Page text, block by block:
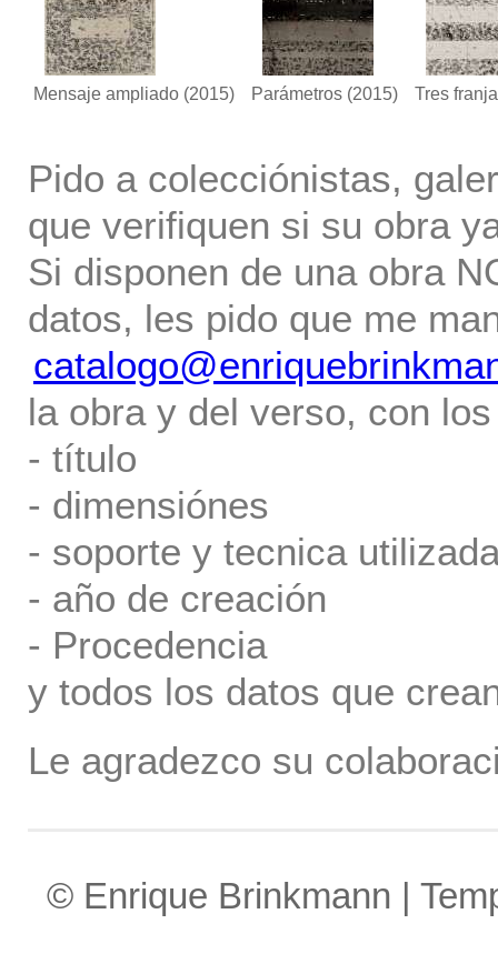
Mensaje ampliado (2015) Parámetros (2015) Tres
Pido a colecciónistas,
que verifiquen si su obra
Si disponen de una obra
datos, les pido que me
la obra y del verso, con
- título
- dimensiónes
- soporte y tecnica
- año de creación
- Procedencia
y todos los datos que
Le agradezco su
© Enrique Brinkmann |